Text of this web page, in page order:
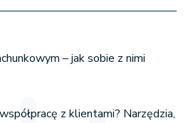
– jak sobie z nimi
z klientami? Narzędzia,